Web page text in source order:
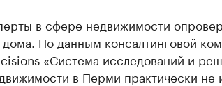
в сфере недвижимости
По данным консалтинговой
«Система исследований и
в Перми практически не